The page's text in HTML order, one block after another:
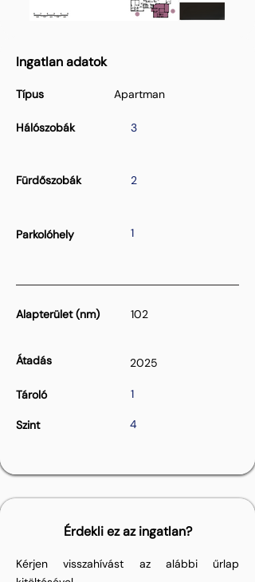
Ingatlan adatok
Típus
Hálószobák
Apartman
3
Fürdőszobák 2
Parkolóhely 1
Alapterület (nm) 102
Átadás 2025
Tároló 1
Szint 4
Érdekli ez az ingatlan?
Kérjen visszahívást az alábbi űrlap